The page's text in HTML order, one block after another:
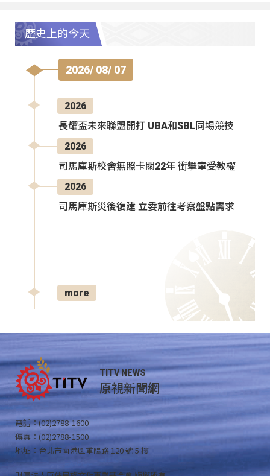
歷史上的今天
2026/ 08/ 07
2026
長耀盃未來聯盟開打 UBA和SBL同場競技
2026
司馬庫斯校舍無照卡關22年 衝擊童受教權
2026
司馬庫斯災後復建 立委前往考察盤點需求
more
TITV NEWS
原視新聞網
電話：(02)2788-1600
傳真：(02)2788-1500
地址：台北市南港區重陽路 120 號 5 樓